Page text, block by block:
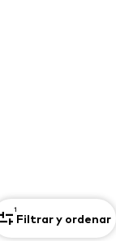
1
Filtrar y ordenar
el hogar